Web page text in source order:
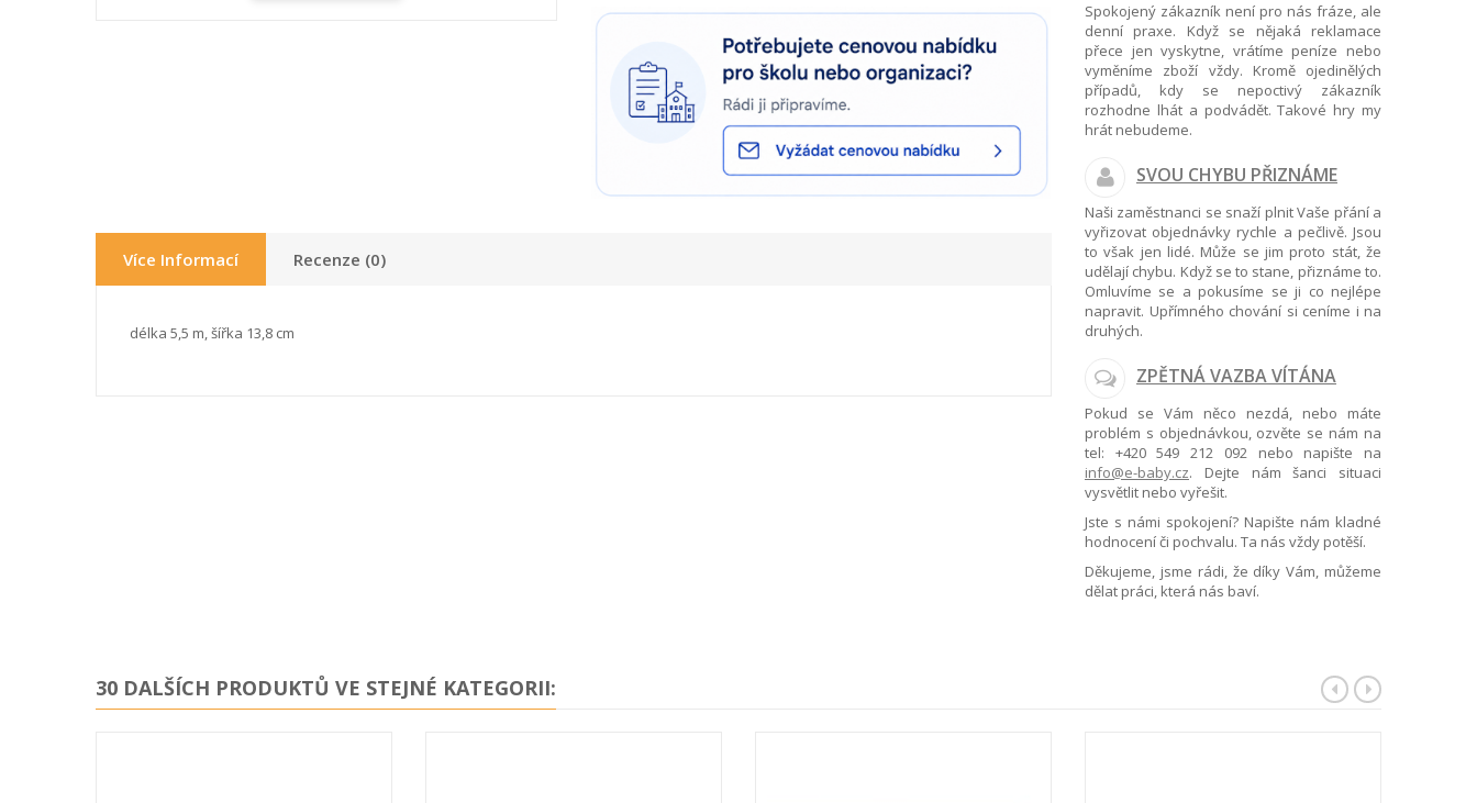
Více Informací Recenze (0)
délka 5,5 m, šířka 13,8 cm
Spokojený zákazník není pro nás fráze, ale
denní praxe. Když se nějaká reklamace
přece jen vyskytne, vrátíme peníze nebo
vyměníme zboží vždy. Kromě ojedinělých
případů, kdy se nepoctivý zákazník
rozhodne lhát a podvádět. Takové hry my
hrát nebudeme.
SVOU CHYBU PŘIZNÁME
Naši zaměstnanci se snaží plnit Vaše přání a
vyřizovat objednávky rychle a pečlivě. Jsou
to však jen lidé. Může se jim proto stát, že
udělají chybu. Když se to stane, přiznáme to.
Omluvíme se a pokusíme se ji co nejlépe
napravit. Upřímného chování si ceníme i na
druhých.
ZPĚTNÁ VAZBA VÍTÁNA
Pokud se Vám něco nezdá, nebo máte
problém s objednávkou, ozvěte se nám na
tel: +420 549 212 092nebo napište na
info@e-baby.cz. Dejte nám šanci situaci
vysvětlit nebo vyřešit.
Jste s námi spokojení? Napište nám kladné
hodnocení či pochvalu. Ta nás vždy potěší.
Děkujeme, jsme rádi, že díky Vám, můžeme
dělat práci, která nás baví.
30 DALŠÍCH PRODUKTŮ VE STEJNÉ KATEGORII: